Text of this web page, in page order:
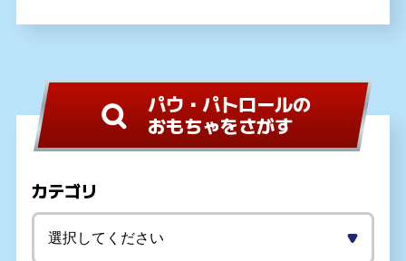
パウ・パトロールの
おもちゃをさがす
カテゴリ